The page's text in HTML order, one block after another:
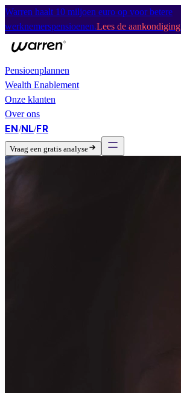
Warren haalt 10 miljoen euro op voor betere
werknemerspensioenen.Lees de aankondiging
Pensioenplannen
Wealth Enablement
Onze klanten
Over ons
EN/NL/FR
Vraag een gratis analyse